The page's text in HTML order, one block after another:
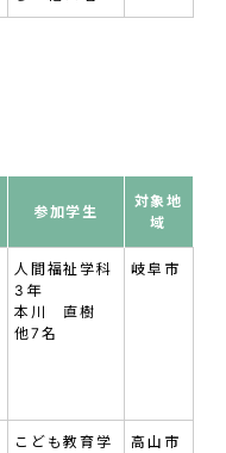
参加学生
対象地
域
人間福祉学科
3年
本川 直樹
他7名
岐阜市
こども教育学
高山市